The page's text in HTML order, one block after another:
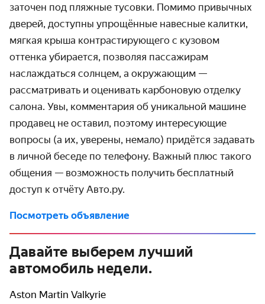
заточен под пляжные тусовки. Помимо привычных
дверей, доступны упрощённые навесные калитки,
мягкая крыша контрастирующего с кузовом
оттенка убирается, позволяя пассажирам
наслаждаться солнцем, а окружающим —
рассматривать и оценивать карбоновую отделку
салона. Увы, комментария об уникальной машине
продавец не оставил, поэтому интересующие
вопросы (а иx, уверены, немало) придётся задавать
в личной беседе по телефону. Важный плюс такого
общения — возможность получить бесплатный
доступ к отчёту Авто.ру.
Посмотреть объявление
Давайте выберем лучший
автомобиль недели.
Aston Martin Valkyrie